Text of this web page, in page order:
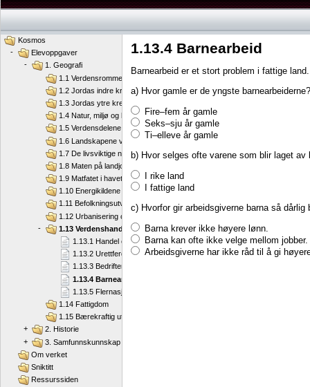
1.13.4 Barnearbeid
Barnearbeid er et stort problem i fattige land.
a) Hvor gamle er de yngste barnearbeiderne?
Fire–fem år gamle
Seks–sju år gamle
Ti–elleve år gamle
b) Hvor selges ofte varene som blir laget av
I rike land
I fattige land
c) Hvorfor gir arbeidsgiverne barna så dårlig
Barna krever ikke høyere lønn.
Barna kan ofte ikke velge mellom jobber.
Arbeidsgiverne har ikke råd til å gi
Kosmos
-
Elevoppgaver
-
1. Geografi
1.1 Verdensrommet og jorda
1.2 Jordas indre krefter
1.3 Jordas ytre krefter
1.4 Natur, miljø og klima
1.5 Verdensdelene
1.6 Landskapene våre
1.7 De livsviktige naturressursene
1.8 Maten på landjorda
1.9 Matfatet i havet
1.10 Energikildene våre
1.11 Befolkningsutvikling
1.12 Urbanisering og migrasjon
-
1.13 Verdenshandel
1.13.1 Handel og toll
1.13.2 Urettferdig handel
1.13.3 Bedrifter flytter til Kina
1.13.4 Barnearbeid
1.13.5 Flernasjonale selskaper
1.14 Fattigdom
1.15 Bærekraftig utvikling
+
2. Historie
+
3. Samfunnskunnskap
Om verket
Sniktitt
Ressurssiden